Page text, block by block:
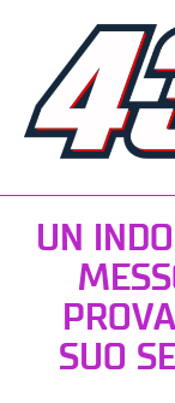
UN
SUO